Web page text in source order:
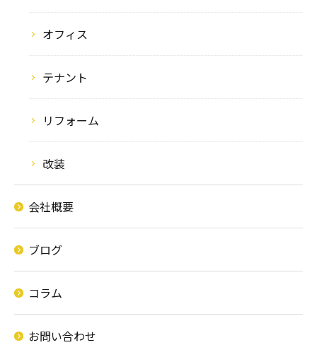
オフィス
テナント
リフォーム
改装
会社概要
ブログ
コラム
お問い合わせ